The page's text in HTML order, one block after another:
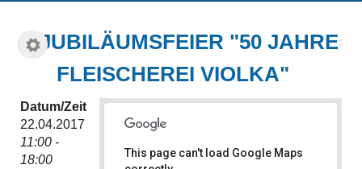
JUBILÄUMSFEIER "50 JAHRE
FLEISCHEREI VIOLKA"
This page can't load Google Maps
Datum/Zeit
22.04.2017
11:00 -
18:00